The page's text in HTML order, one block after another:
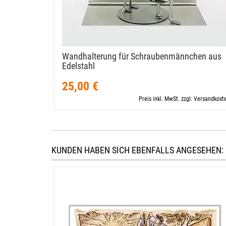
Wandhalterung für Schraubenmännchen aus
Edelstahl
25,00 €
Preis inkl. MwSt. zzgl.
KUNDEN HABEN SICH EBENFALLS ANGESEHEN: